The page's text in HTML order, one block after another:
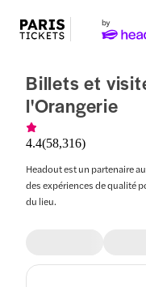
Billets et
l'Orangerie
4.4(58,316)
Headout est un partenaire
des expériences de qualité
du lieu.